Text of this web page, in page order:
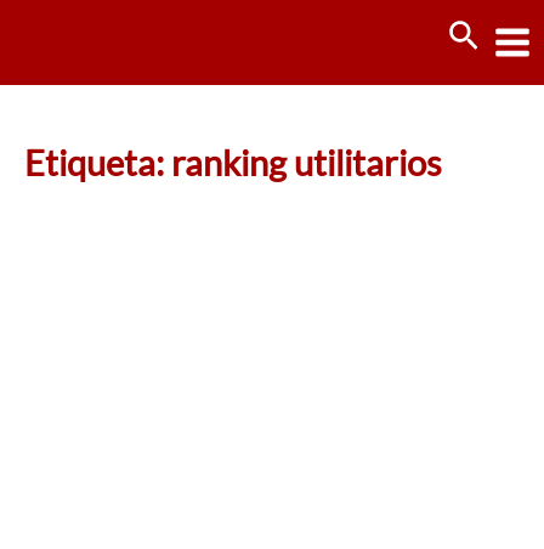
Etiqueta: ranking utilitarios